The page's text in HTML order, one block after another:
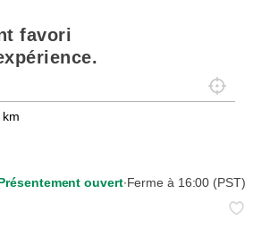
favori
Localisez-
km
ouvert∙Ferme à 16:00 (PST)